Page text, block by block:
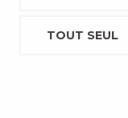
TOUT SEUL